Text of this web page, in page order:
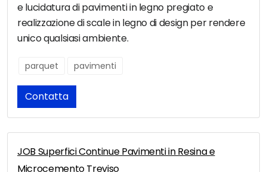
e lucidatura di pavimenti in legno pregiato e
realizzazione di scale in legno di design per rendere
unico qualsiasi ambiente.
parquet pavimenti
Contatta
JOB Superfici Continue Pavimenti in Resina e
Microcemento Treviso